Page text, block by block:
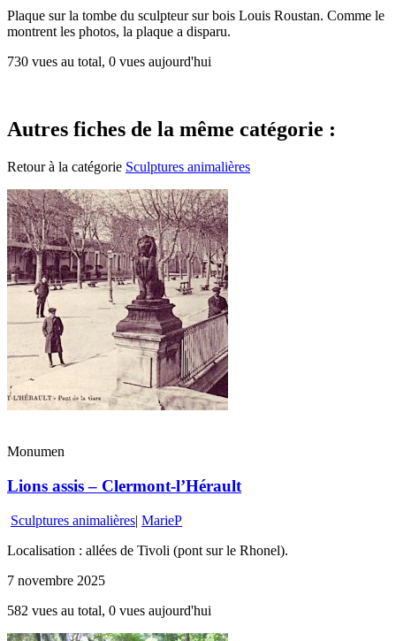
Plaque sur la tombe du sculpteur sur bois Louis Roustan. Comme le
montrent les photos, la plaque a disparu.
730 vues au total, 0 vues aujourd'hui
Autres fiches de la même catégorie :
Retour à la catégorie Sculptures animalières
Monumen
Lions assis – Clermont-l’Hérault
Sculptures animalières| MarieP
Localisation : allées de Tivoli (pont sur le Rhonel).
7 novembre 2025
582 vues au total, 0 vues aujourd'hui